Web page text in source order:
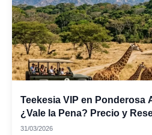
Teekesia VIP en Ponderosa
¿Vale la Pena? Precio y
31/03/2026